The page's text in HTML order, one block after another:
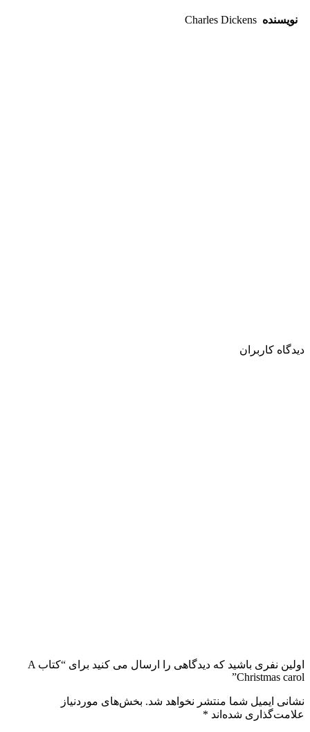
نویسنده Charles Dickens
دیدگاه کاربران
اولین نفری باشید که دیدگاهی را ارسال می کنید برای “کتاب A
Christmas carol”
نشانی ایمیل شما منتشر نخواهد شد. بخش‌های موردنیاز
علامت‌گذاری شده‌اند *